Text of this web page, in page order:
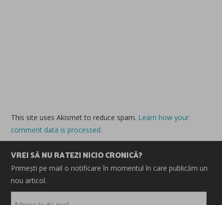
This site uses Akismet to reduce spam. Learn how your
comment data is processed.
VREI SĂ NU RATEZI NICIO CRONICĂ?
Primești pe mail o notificare în momentul în care publicăm un
nou articol.